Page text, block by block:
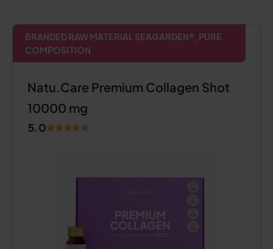
BRANDED RAW MATERIAL SEAGARDEN®, PURE
COMPOSITION
Natu.Care Premium Collagen Shot
10000 mg
5.0